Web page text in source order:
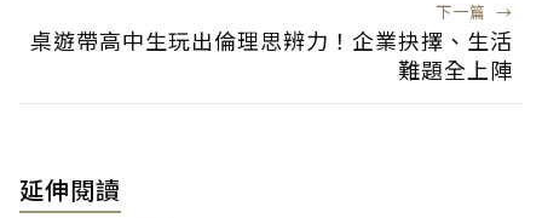
下一篇 →
桌遊帶高中生玩出倫理思辨力！企業抉擇、生活
難題全上陣
延伸閱讀